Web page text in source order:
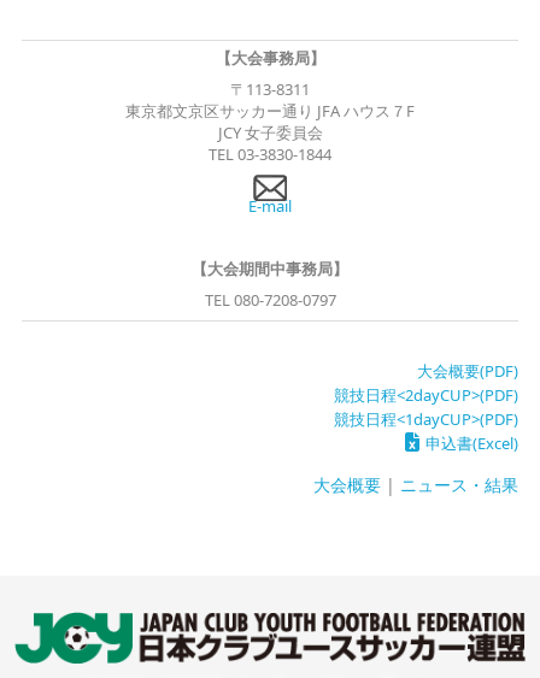
【大会事務局】
〒113-8311
東京都文京区サッカー通り JFA ハウス７F
JCY 女子委員会
TEL 03-3830-1844
E-mail
【大会期間中事務局】
TEL 080-7208-0797
大会概要(PDF)
競技日程<2dayCUP>(PDF)
競技日程<1dayCUP>(PDF)
申込書(Excel)
大会概要| ニュース・結果